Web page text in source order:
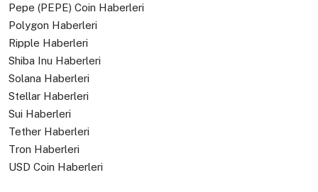
Pepe (PEPE) Coin Haberleri
Polygon Haberleri
Ripple Haberleri
Shiba Inu Haberleri
Solana Haberleri
Stellar Haberleri
Sui Haberleri
Tether Haberleri
Tron Haberleri
USD Coin Haberleri